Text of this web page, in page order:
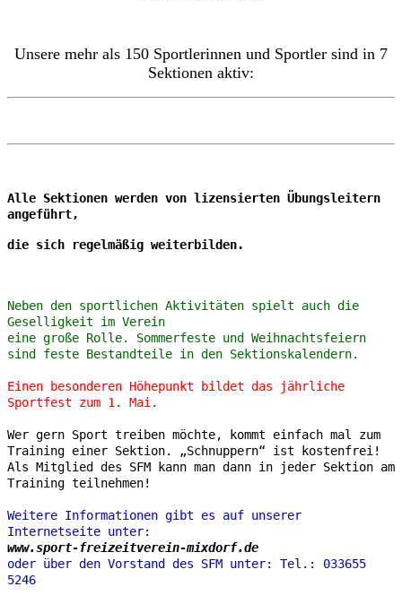
Unsere mehr als 150 Sportlerinnen und Sportler sind in 7
Sektionen aktiv:
Alle Sektionen werden von lizensierten Übungsleitern
angeführt,
die sich regelmäßig weiterbilden.
Neben den sportlichen Aktivitäten spielt auch die
Geselligkeit im Verein
eine große Rolle. Sommerfeste und Weihnachtsfeiern
sind feste Bestandteile in den Sektionskalendern.
Einen besonderen Höhepunkt bildet das jährliche
Sportfest zum 1. Mai.
Wer gern Sport treiben möchte, kommt einfach mal zum
Training einer Sektion. „Schnuppern“ ist kostenfrei!
Als Mitglied des SFM kann man dann in jeder Sektion am
Training teilnehmen!
Weitere Informationen gibt es auf unserer
Internetseite unter:
www.sport-freizeitverein-mixdorf.de
oder über den Vorstand des SFM unter: Tel.: 033655
5246